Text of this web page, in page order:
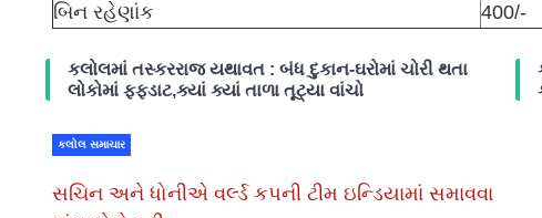
બિન રહેણાંક
400/-
કલોલમાં તસ્કરરાજ યથાવત : બંધ દુકાન-ઘરોમાં ચોરી થતા
લોકોમાં ફફડાટ,ક્યાં ક્યાં તાળા તૂટ્યા વાંચો
કલોલ સમાચાર
સચિન અને ધોનીએ વર્લ્ડ કપની ટીમ ઇન્ડિયામાં સમાવવા